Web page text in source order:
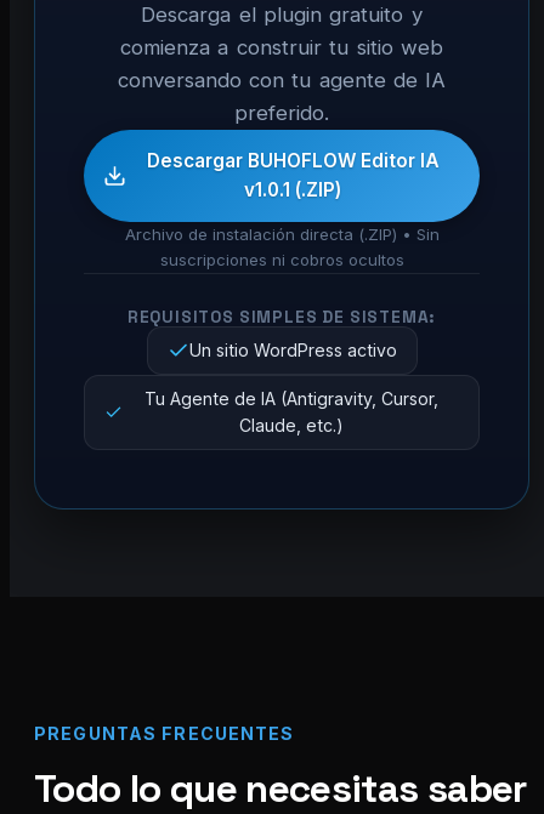
Descarga el plugin gratuito y
comienza a construir tu sitio web
conversando con tu agente de IA
preferido.
Descargar BUHOFLOW Editor IA
v1.0.1 (.ZIP)
Archivo de instalación directa (.ZIP) • Sin
suscripciones ni cobros ocultos
REQUISITOS SIMPLES DE SISTEMA:
Un sitio WordPress activo
Tu Agente de IA (Antigravity, Cursor,
Claude, etc.)
PREGUNTAS FRECUENTES
Todo lo que necesitas saber